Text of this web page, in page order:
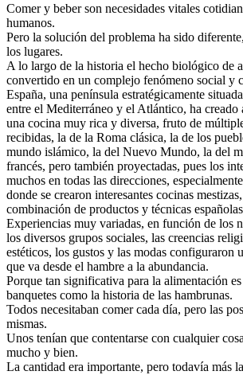
Comer y beber son necesidades vitales
humanos.
Pero la solución del problema ha sido
los lugares.
A lo largo de la historia el hecho biológico de
convertido en un complejo fenómeno social y
España, una península estratégicamente
entre el Mediterráneo y el Atlántico, ha creado
una cocina muy rica y diversa, fruto de
recibidas, la de la Roma clásica, la de los
mundo islámico, la del Nuevo Mundo, la del
francés, pero también proyectadas, pues los
muchos en todas las direcciones,
donde se crearon interesantes cocinas
combinación de productos y técnicas
Experiencias muy variadas, en función de los
los diversos grupos sociales, las creencias
estéticos, los gustos y las modas configuraron
que va desde el hambre a la abundancia.
Porque tan significativa para la alimentación
banquetes como la historia de las hambrunas.
Todos necesitaban comer cada día, pero las
mismas.
Unos tenían que contentarse con cualquier
mucho y bien.
La cantidad era importante, pero todavía más